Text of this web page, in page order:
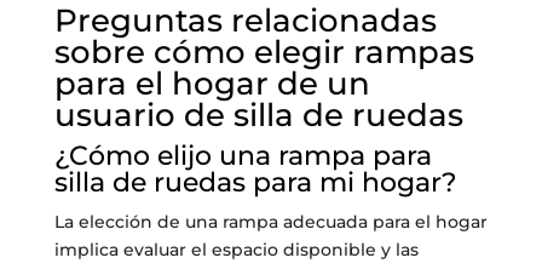
Preguntas relacionadas
sobre cómo elegir rampas
para el hogar de un
usuario de silla de ruedas
¿Cómo elijo una rampa para
silla de ruedas para mi hogar?
La elección de una rampa adecuada para el hogar
implica evaluar el espacio disponible y las